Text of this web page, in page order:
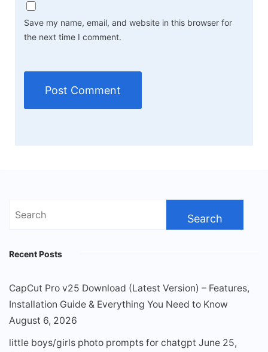
Save my name, email, and website in this browser for
the next time I comment.
Search
Recent Posts
CapCut Pro v25 Download (Latest Version) – Features,
Installation Guide & Everything You Need to Know
August 6, 2026
little boys/girls photo prompts for chatgpt June 25,